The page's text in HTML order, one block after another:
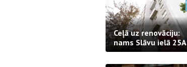
Ceļā uz renovāciju:
nams Slāvu ielā 25A